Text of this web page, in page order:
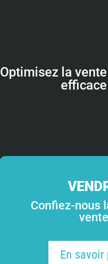
Optimisez la
Confiez-nous
vente
En savoir